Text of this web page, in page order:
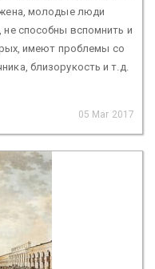
молодые люди
способны вспомнить и
имеют проблемы со
близорукость и т.д.
05 Mar 2017